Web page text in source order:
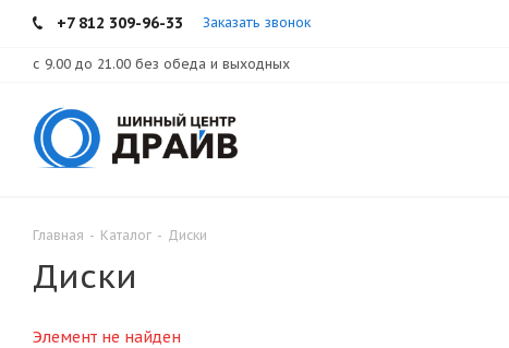
+7 812 309-96-33 Заказать звонок
с 9.00 до 21.00 без обеда и выходных
Главная - Каталог - Диски
Диски
Элемент не найден